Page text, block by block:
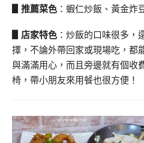
▋推薦菜色 ：蝦仁炒飯、黃金炸
▋店家特色 ：炒飯的口味很多，
擇，不論外帶回家或現場吃，都
與滿滿用心，而且旁邊就有個收
椅，帶小朋友來用餐也很方便！